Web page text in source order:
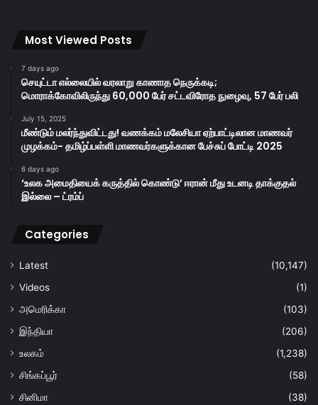
Most Viewed Posts
7 days ago
செயுட்டா எல்லையில் வரலாறு காணாத நெருக்கடி;
மொராக்கோவிலிருந்து 60,000 பேர் சட்டவிரோத நுழைவு, 57 பேர் பலி
July 15, 2025
மீண்டும் மலர்ந்துவிட்டது! வணக்கம் மலேசியா ஏற்பாட்டிலான மாணவர்
முழக்கம்- தமிழ்ப்பள்ளி மாணவர்களுக்கான பேச்சுப் போட்டி 2025
6 days ago
‘உலக அமைதியைக் கருத்தில் கொண்டு’ ஈரான் மீது உடனடி தாக்குதல்
இல்லை – ட்ரம்ப்
Categories
Latest
(10,147)
Videos
(1)
அமெரிக்கா
(103)
இந்தியா
(206)
உலகம்
(1,238)
சிங்கப்பூர்
(58)
சினிமா
(38)